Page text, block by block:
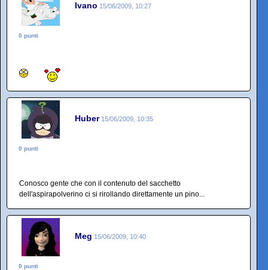
Ivano 15/06/2009, 10:27
0 punti
Huber 15/06/2009, 10:35
0 punti
Conosco gente che con il contenuto del sacchetto
dell'aspirapolverino ci si rirollando direttamente un pino...
Meg 15/06/2009, 10:40
0 punti